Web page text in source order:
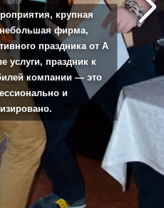
крупная
фирма,
праздника от А
услуги, праздник к
компании — это
и